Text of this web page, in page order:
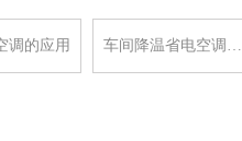
调的应用 车间降温省电空调…